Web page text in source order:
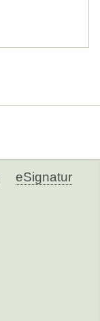
eSignatur